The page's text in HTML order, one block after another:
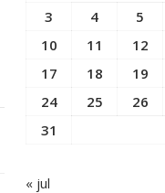
3
4 5
10
11 12
17
18 19
24
25 26
31
« jul